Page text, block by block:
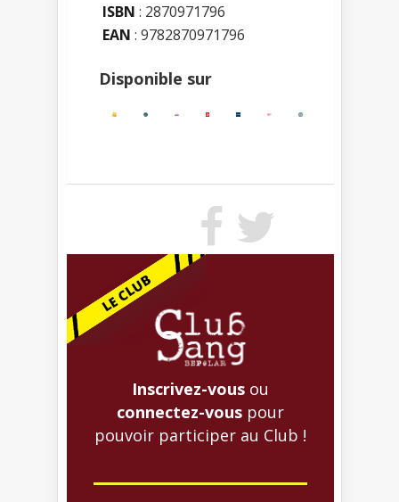
ISBN : 2870971796
EAN : 9782870971796
Disponible sur
Inscrivez-vous ou
connectez-vous pour
pouvoir participer au Club !